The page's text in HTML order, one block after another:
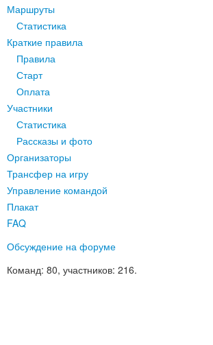
Маршруты
Статистика
Краткие правила
Правила
Старт
Оплата
Участники
Статистика
Рассказы и фото
Организаторы
Трансфер на игру
Управление командой
Плакат
FAQ
Обсуждение на форуме
Команд: 80, участников: 216.